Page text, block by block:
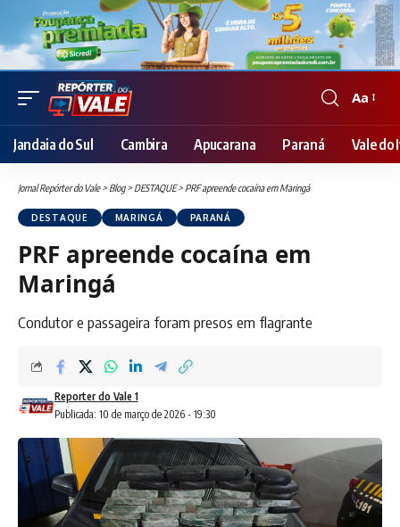
Font
Resizer
Aa
Jandaia do Sul Cambira Apucarana Paraná Vale do
Jornal Repórter do Vale> Blog> DESTAQUE> PRF apreende cocaína em Maringá
DESTAQUE MARINGÁ PARANÁ
PRF apreende cocaína em
Maringá
Condutor e passageira foram presos em flagrante
Publicada: 10 de março de 2026 - 19:30
Reporter do Vale 1